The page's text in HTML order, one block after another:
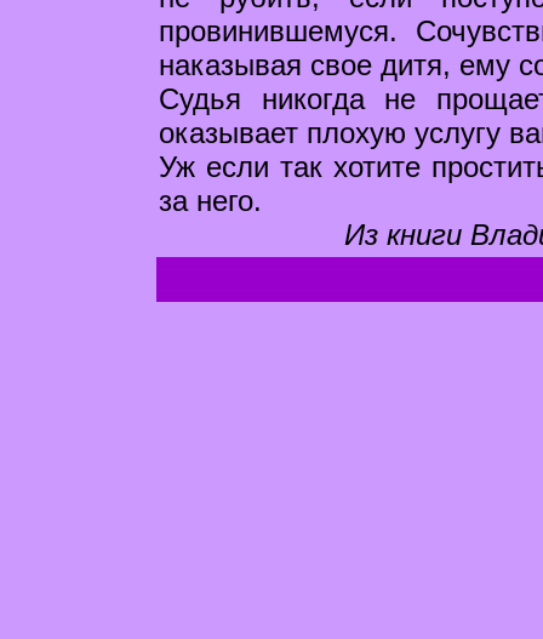
провинившемуся.
наказывая свое дитя, ему
Судья никогда не
оказывает плохую услугу
Уж если так хотите
за него.
Из книги